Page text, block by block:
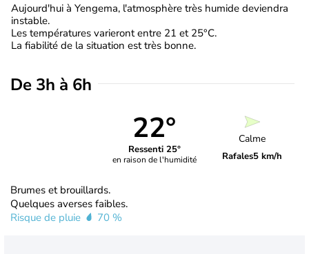
Aujourd'hui à Yengema, l'atmosphère très humide deviendra
instable.
Les températures varieront entre 21 et 25°C.
La fiabilité de la situation est très bonne.
De 3h à 6h
22°
Ressenti 25°
en raison de l'humidité
Calme
Rafales5 km/h
Brumes et brouillards.
Quelques averses faibles.
Risque de pluie
70 %